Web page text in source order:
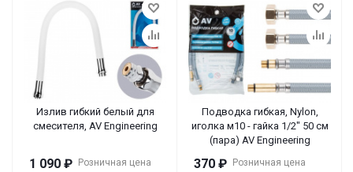
Излив гибкий белый для
смесителя, AV Engineering
Розничная цена
1 090 ₽
Подводка гибкая, Nylon,
иголка м10 - гайка 1/2" 50 см
(пара) AV Engineering
Розничная цена
370 ₽